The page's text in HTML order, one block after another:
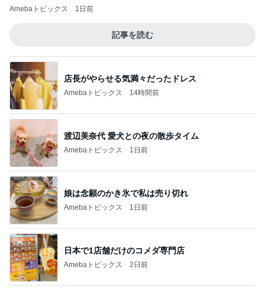
Amebaトピックス 1日前
記事を読む
店長がやらせる気満々だったドレス
Amebaトピックス 14時間前
渡辺美奈代 愛犬との夜の散歩タイム
Amebaトピックス 1日前
娘は念願のかき氷で私は売り切れ
Amebaトピックス 1日前
日本で1店舗だけのコメダ専門店
Amebaトピックス 2日前